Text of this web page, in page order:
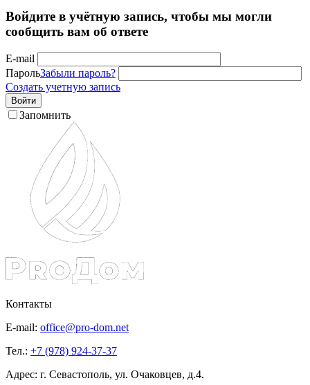
Войдите в учётную запись, чтобы мы могли
сообщить вам об ответе
E-mail
ПарольЗабыли пароль?
Создать учетную запись
Войти
Запомнить
Контакты
E-mail: office@pro-dom.net
Тел.: +7 (978) 924-37-37
Адрес: г. Севастополь, ул. Очаковцев, д.4.